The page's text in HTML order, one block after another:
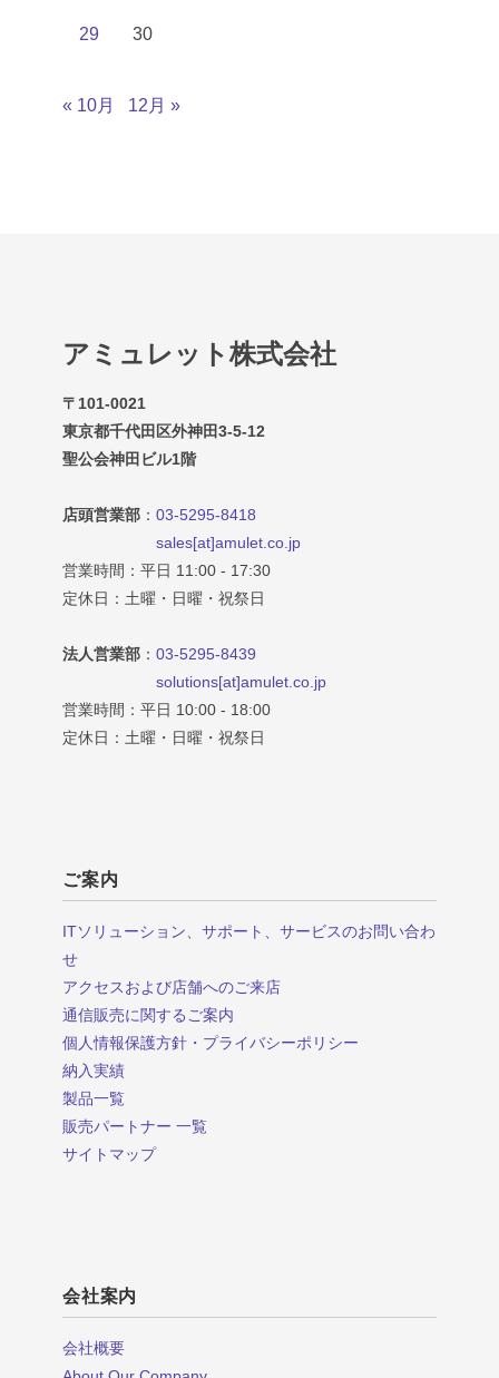
29 30
« 10月 12月 »
アミュレット株式会社
〒101-0021
東京都千代田区外神田3-5-12
聖公会神田ビル1階
店頭営業部 ： 03-5295-8418
sales[at]amulet.co.jp
営業時間：平日 11:00 - 17:30
定休日：土曜・日曜・祝祭日
法人営業部 ： 03-5295-8439
solutions[at]amulet.co.jp
営業時間：平日 10:00 - 18:00
定休日：土曜・日曜・祝祭日
ご案内
ITソリューション、サポート、サービスのお問い合わ
せ
アクセスおよび店舗へのご来店
通信販売に関するご案内
個人情報保護方針・プライバシーポリシー
納入実績
製品一覧
販売パートナー 一覧
サイトマップ
会社案内
会社概要